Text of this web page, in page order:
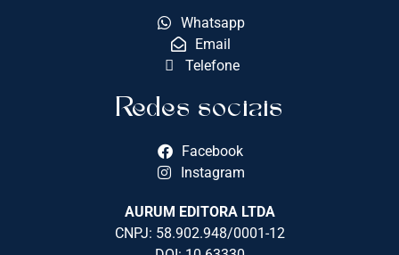
Whatsapp
Email
Telefone
Redes sociais
Facebook
Instagram
AURUM EDITORA LTDA
CNPJ: 58.902.948/0001-12